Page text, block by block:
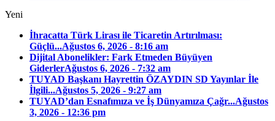
Yeni
İhracatta Türk Lirası ile Ticaretin Artırılması:
Güçlü...Ağustos 6, 2026 - 8:16 am
Dijital Abonelikler: Fark Etmeden Büyüyen
GiderlerAğustos 6, 2026 - 7:32 am
TUYAD Başkanı Hayrettin ÖZAYDIN SD Yayınlar İle
İlgili...Ağustos 5, 2026 - 9:27 am
TUYAD’dan Esnafımıza ve İş Dünyamıza Çağr...Ağustos
3, 2026 - 12:36 pm